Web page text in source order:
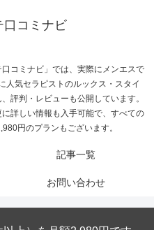
口コミナビ
コミナビ」では、実際にメンエスで
人気セラピストのルックス・スタイ
評判・レビューも公開しています。
詳しい情報も入手可能で、すべての
円のプランもございます。
記事一覧
お問い合わせ